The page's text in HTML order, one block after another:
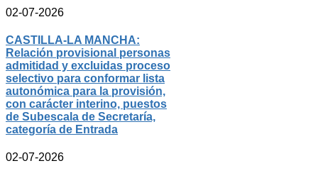
02-07-2026
CASTILLA-LA MANCHA:
Relación provisional personas
admitidad y excluidas proceso
selectivo para conformar lista
autonómica para la provisión,
con carácter interino, puestos
de Subescala de Secretaría,
categoría de Entrada
02-07-2026